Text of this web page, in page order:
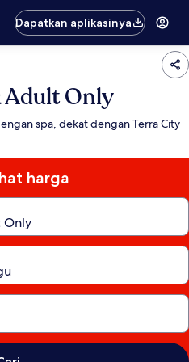
Dapatkan aplikasinya
Adult Only
spa, dekat dengan Terra City
harga